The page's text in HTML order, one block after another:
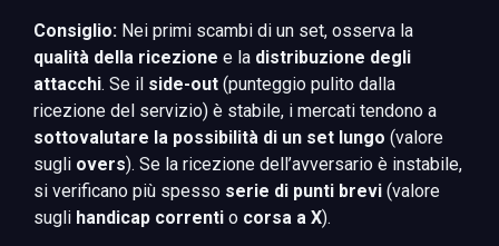
Consiglio: Nei primi scambi di un set, osserva la
qualità della ricezione e la distribuzione degli
attacchi. Se il side-out (punteggio pulito dalla
ricezione del servizio) è stabile, i mercati tendono a
sottovalutare la possibilità di un set lungo (valore
sugli overs). Se la ricezione dell’avversario è instabile,
si verificano più spesso serie di punti brevi (valore
sugli handicap correnti o corsa a X).